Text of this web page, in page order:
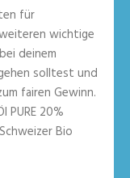
für
wichtige
deinem
solltest und
fairen Gewinn.
PURE 20%
Bio